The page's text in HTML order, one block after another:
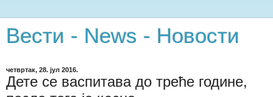
Вести - News - Новости
четвртак, 28. јул 2016.
Дете се васпитава до треће године,